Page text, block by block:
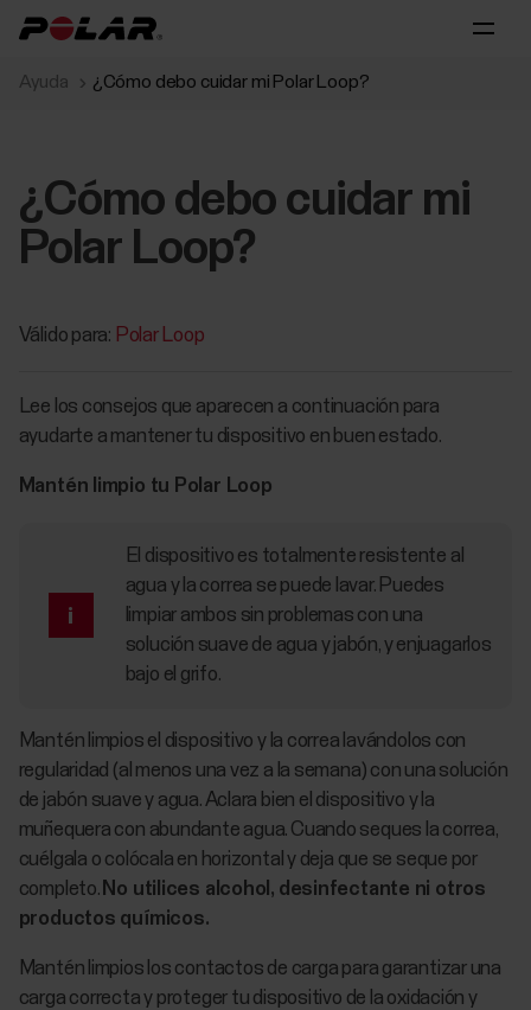
Ayuda ¿Cómo debo cuidar mi Polar Loop?
¿Cómo debo cuidar mi
Polar Loop?
Válido para: Polar Loop
Lee los consejos que aparecen a continuación para
ayudarte a mantener tu dispositivo en buen estado.
Mantén limpio tu Polar Loop
El dispositivo es totalmente resistente al
agua y la correa se puede lavar. Puedes
limpiar ambos sin problemas con una
solución suave de agua y jabón, y enjuagarlos
bajo el grifo.
Mantén limpios el dispositivo y la correa lavándolos con
regularidad (al menos una vez a la semana) con una solución
de jabón suave y agua. Aclara bien el dispositivo y la
muñequera con abundante agua. Cuando seques la correa,
cuélgala o colócala en horizontal y deja que se seque por
completo. No utilices alcohol, desinfectante ni otros
productos químicos.
Mantén limpios los contactos de carga para garantizar una
carga correcta y proteger tu dispositivo de la oxidación y